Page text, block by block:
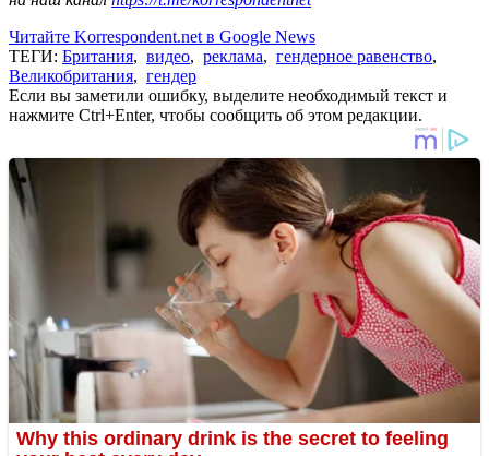
Читайте Korrespondent.net в Google News
ТЕГИ: Британия, видео, реклама, гендерное равенство,
Великобритания, гендер
Если вы заметили ошибку, выделите необходимый текст и
нажмите Ctrl+Enter, чтобы сообщить об этом редакции.